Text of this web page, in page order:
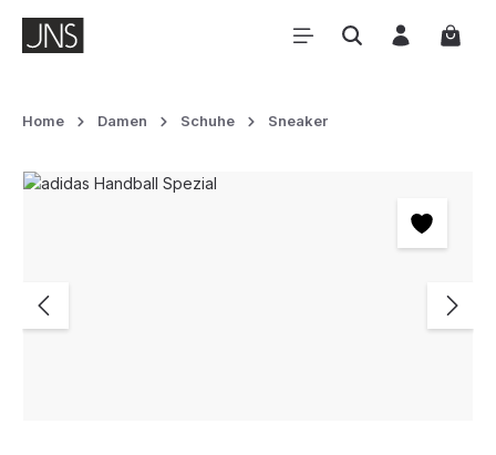
Zum Hauptinhalt springen
Home Damen Schuhe Sneaker
Bildergalerie überspringen